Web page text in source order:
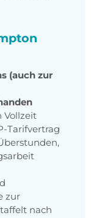
(auch zur
Vollzeit
Tarifvertrag
zur
nach